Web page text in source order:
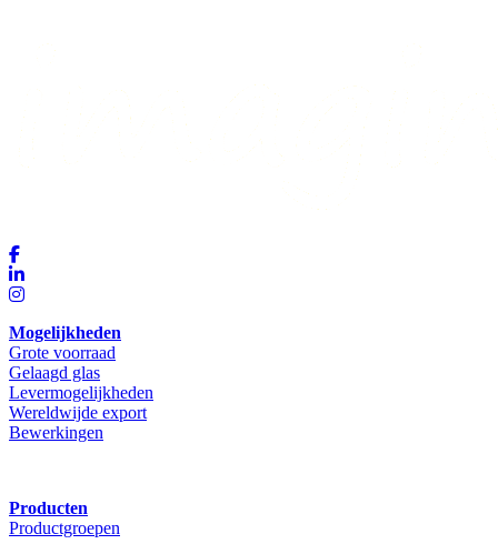
Mogelijkheden
Grote voorraad
Gelaagd glas
Levermogelijkheden
Wereldwijde export
Bewerkingen
Producten
Productgroepen